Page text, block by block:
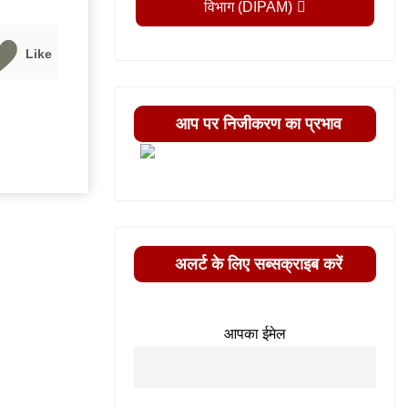
Like
विभाग (DIPAM)
आप पर निजीकरण का प्रभाव
अलर्ट के लिए सब्सक्राइब करें
आपका ईमेल